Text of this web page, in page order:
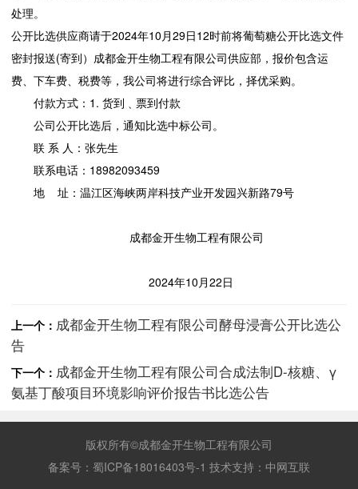
处理。
公开比选供应商请于2024年10月29日12时前将葡萄糖公开比选文件
密封报送(寄到）成都金开生物工程有限公司供应部，报价包含运
费、下车费、税费等，我公司将进行综合评比，择优采购。
付款方式：1. 货到﹑票到付款
公司公开比选后，通知比选中标公司。
联 系 人：张先生
联系电话：18982093459
地 址：温江区海峡两岸科技产业开发园兴新路79号
成都金开生物工程有限公司
2024年10月22日
上一个： 成都金开生物工程有限公司酵母浸膏公开比选公
告
下一个： 成都金开生物工程有限公司合成法制D-核糖、γ
氨基丁酸项目环境影响评价报告书比选公告
版权所有©成都金开生物工程有限公司
备案号： 蜀ICP备18016403号-1 技术支持： 中网互联